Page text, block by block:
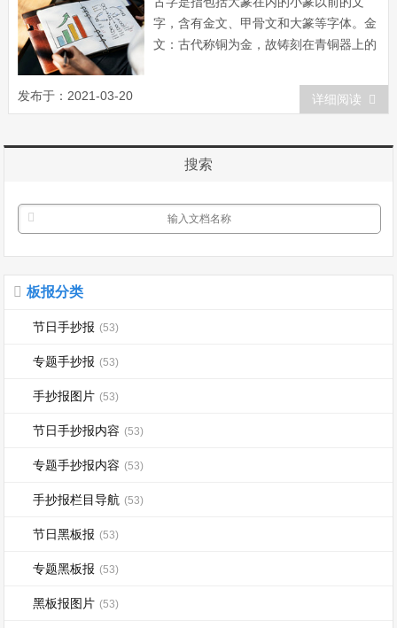
字，含有金文、甲骨文和大篆等字体。金
文：古代称铜为金，故铸刻在青铜器上的
始见于商代二里岗的青铜器，不过商代二
里岗发现的青铜器有金文的只有少数几
周时，青铜器上金文已经较为普遍。商代
金文多为象形...
发布于：2021-03-20 详细阅读
搜索
板报分类
节日手抄报 (53)
专题手抄报 (53)
手抄报图片 (53)
节日手抄报内容 (53)
专题手抄报内容 (53)
手抄报栏目导航 (53)
节日黑板报 (53)
专题黑板报 (53)
黑板报图片 (53)